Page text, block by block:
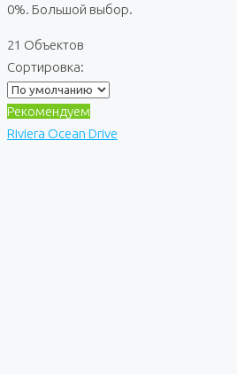
0%. Большой выбор.
21 Объектов
Сортировка:
Рекомендуем
Riviera Ocean Drive